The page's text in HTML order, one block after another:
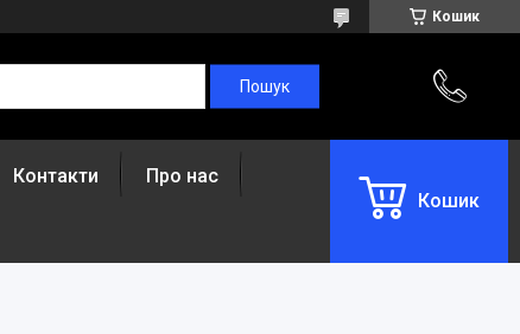
Кошик
Контакти Про нас
Кошик